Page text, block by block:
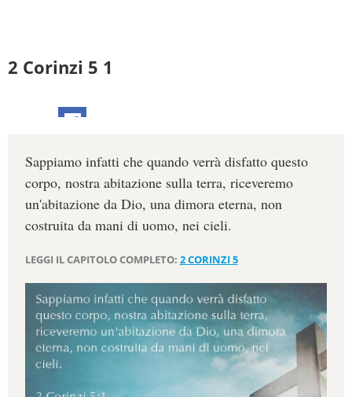
2 Corinzi 5 1
Sappiamo infatti che quando verrà disfatto questo
corpo, nostra abitazione sulla terra, riceveremo
un'abitazione da Dio, una dimora eterna, non
costruita da mani di uomo, nei cieli.
LEGGI IL CAPITOLO COMPLETO: 2 CORINZI 5